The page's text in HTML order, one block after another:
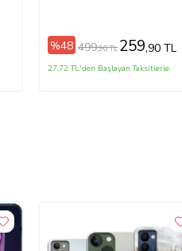
%48 499,90 TL 259,90 TL
27,72 TL'den Başlayan Taksitlerle